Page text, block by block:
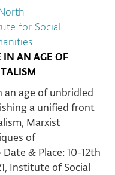
for Social
IN AN AGE OF
an age of unbridled
a unified front
Marxist
of
& Place: 10-12th
Institute of Social